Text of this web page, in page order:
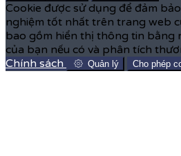
Cookie được sử dụng để đảm
nghiệm tốt nhất trên trang web
bao gồm hiển thị thông tin bằng
của bạn nếu có và phân tích
Chính sách
Quản lý Cho phép